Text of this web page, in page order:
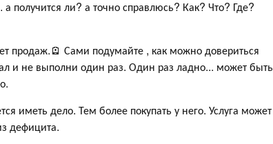
ли? а точно справлюсь? Как? Что? Где?
продаж.🪫 Сами подумайте , как можно довериться
и не выполни один раз. Один раз ладно... может быть
иметь дело. Тем более покупать у него. Услуга может
дефицита.